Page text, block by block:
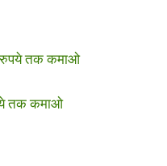
रुपये तक कमाओ
तक कमाओ